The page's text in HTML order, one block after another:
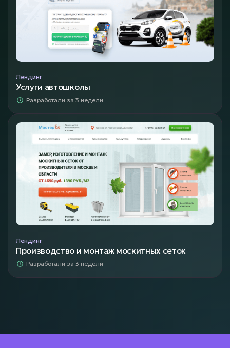
Лендинг
Услуги автошколы
Разработали за 3 недели
Лендинг
Производство и монтаж москитных сеток
Разработали за 3 недели